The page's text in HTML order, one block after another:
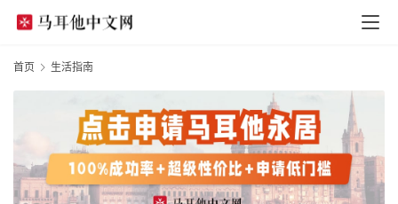
首页 生活指南